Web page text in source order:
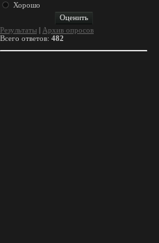
Хорошо
Результаты | Архив опросов
Всего ответов: 482